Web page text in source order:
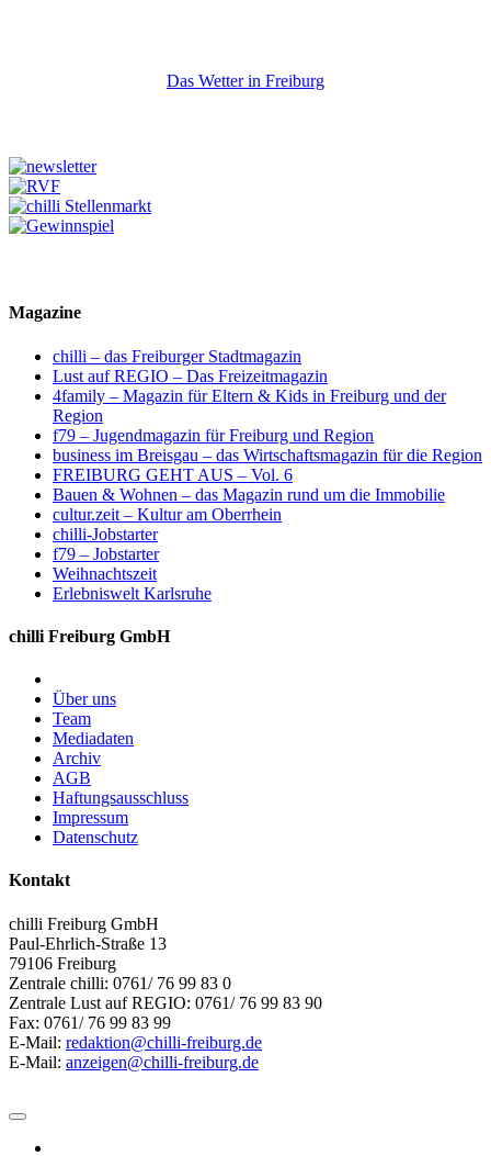
Das Wetter in Freiburg
Magazine
chilli – das Freiburger Stadtmagazin
Lust auf REGIO – Das Freizeitmagazin
4family – Magazin für Eltern & Kids in Freiburg und der
Region
f79 – Jugendmagazin für Freiburg und Region
business im Breisgau – das Wirtschaftsmagazin für die Region
FREIBURG GEHT AUS – Vol. 6
Bauen & Wohnen – das Magazin rund um die Immobilie
cultur.zeit – Kultur am Oberrhein
chilli-Jobstarter
f79 – Jobstarter
Weihnachtszeit
Erlebniswelt Karlsruhe
chilli Freiburg GmbH
Über uns
Team
Mediadaten
Archiv
AGB
Haftungsausschluss
Impressum
Datenschutz
Kontakt
chilli Freiburg GmbH
Paul-Ehrlich-Straße 13
79106 Freiburg
Zentrale chilli: 0761/ 76 99 83 0
Zentrale Lust auf REGIO: 0761/ 76 99 83 90
Fax: 0761/ 76 99 83 99
E-Mail: redaktion@chilli-freiburg.de
E-Mail: anzeigen@chilli-freiburg.de